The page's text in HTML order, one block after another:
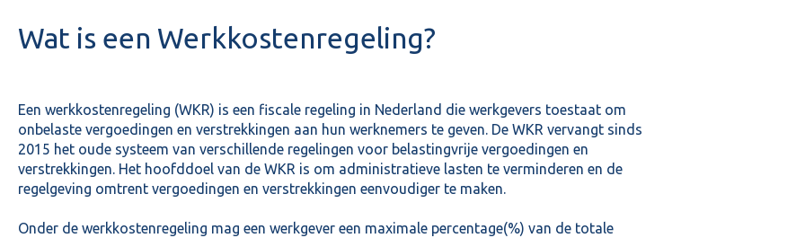
Wat is een Werkkostenregeling?
Een werkkostenregeling (WKR) is een fiscale regeling in Nederland die werkgevers toestaat om
onbelaste vergoedingen en verstrekkingen aan hun werknemers te geven. De WKR vervangt sinds
2015 het oude systeem van verschillende regelingen voor belastingvrije vergoedingen en
verstrekkingen. Het hoofddoel van de WKR is om administratieve lasten te verminderen en de
regelgeving omtrent vergoedingen en verstrekkingen eenvoudiger te maken.
Onder de werkkostenregeling mag een werkgever een maximale percentage(%) van de totale